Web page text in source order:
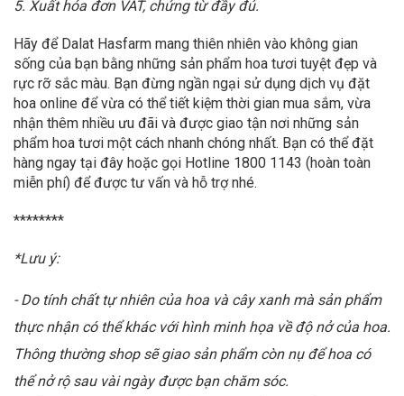
5. Xuất hóa đơn VAT, chứng từ đầy đủ.
Hãy để Dalat Hasfarm mang thiên nhiên vào không gian
sống của bạn bằng những sản phẩm hoa tươi tuyệt đẹp và
rực rỡ sắc màu. Bạn đừng ngần ngại sử dụng dịch vụ đặt
hoa online để vừa có thể tiết kiệm thời gian mua sắm, vừa
nhận thêm nhiều ưu đãi và được giao tận nơi những sản
phẩm hoa tươi một cách nhanh chóng nhất. Bạn có thể đặt
hàng ngay tại đây hoặc gọi Hotline 1800 1143 (hoàn toàn
miễn phí) để được tư vấn và hỗ trợ nhé.
********
*Lưu ý:
- Do tính chất tự nhiên của hoa và cây xanh mà sản phẩm
thực nhận có thể khác với hình minh họa về độ nở của hoa.
Thông thường shop sẽ giao sản phẩm còn nụ để hoa có
thể nở rộ sau vài ngày được bạn chăm sóc.